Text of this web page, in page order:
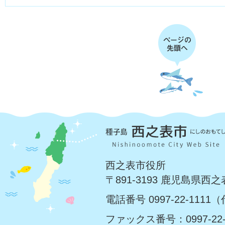
西之表市役所
〒891-3193 鹿児島県西
電話番号 0997-22-1111（
ファックス番号：0997-